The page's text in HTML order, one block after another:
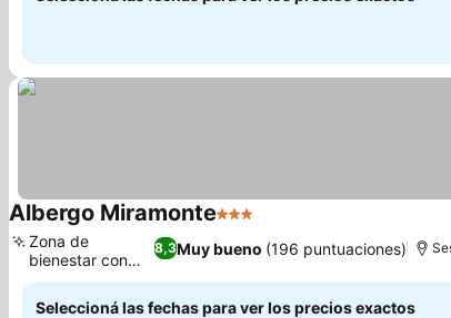
Albergo Miramonte3 Estrellas
8,3Muy bueno (196 puntuaciones)
Zona de
bienestar con
sauna
Seleccioná las fechas para ver los precios exactos